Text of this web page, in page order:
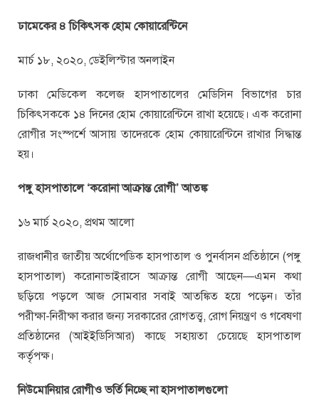
ঢামেকের ৪ চিকিৎসক হোম কোয়ারেন্টিনে
মার্চ ১৮, ২০২০, ডেইলিস্টার অনলাইন
ঢাকা মেডিকেল কলেজ হাসপাতালের মেডিসিন বিভাগের চার
চিকিৎসককে ১৪ দিনের হোম কোয়ারেন্টিনে রাখা হয়েছে। এক করোনা
রোগীর সংস্পর্শে আসায় তাদেরকে হোম কোয়ারেন্টিনে রাখার সিদ্ধান্ত
হয়।
পঙ্গু হাসপাতালে ‘করোনা আক্রান্ত রোগী’আতঙ্ক
১৬ মার্চ ২০২০, প্রথম আলো
রাজধানীর জাতীয় অর্থোপেডিক হাসপাতাল ও পুনর্বাসন প্রতিষ্ঠানে (পঙ্গু
হাসপাতাল) করোনাভাইরাসে আক্রান্ত রোগী আছেন—এমন কথা
ছড়িয়ে পড়লে আজ সোমবার সবাই আতঙ্কিত হয়ে পড়েন। তাঁর
পরীক্ষা-নিরীক্ষা করার জন্য সরকারের রোগতত্ত্ব, রোগ নিয়ন্ত্রণ ও গবেষণা
প্রতিষ্ঠানের (আইইডিসিআর) কাছে সহায়তা চেয়েছে হাসপাতাল
কর্তৃপক্ষ।
নিউমোনিয়ার রোগীও ভর্তি নিচ্ছে না হাসপাতালগুলো